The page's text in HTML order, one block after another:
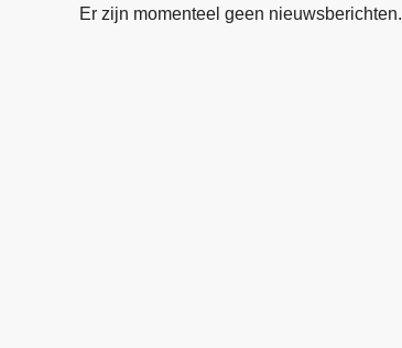
Er zijn momenteel geen nieuwsberichten.